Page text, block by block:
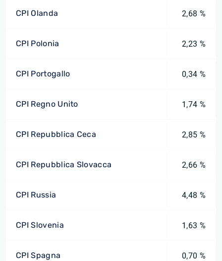
CPI Olanda 2,68 %
CPI Polonia 2,23 %
CPI Portogallo 0,34 %
CPI Regno Unito 1,74 %
CPI Repubblica Ceca 2,85 %
CPI Repubblica Slovacca 2,66 %
CPI Russia 4,48 %
CPI Slovenia 1,63 %
CPI Spagna 0,70 %